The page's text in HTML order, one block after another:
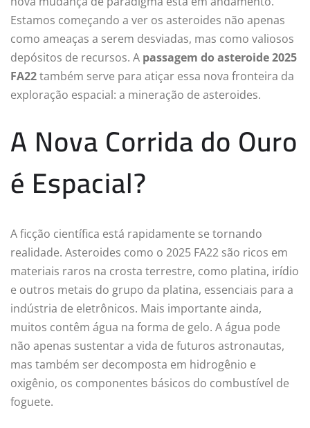
Estamos começando a ver os asteroides não apenas
como ameaças a serem desviadas, mas como valiosos
depósitos de recursos. A passagem do asteroide 2025
FA22também serve para atiçar essa nova fronteira da
exploração espacial: a mineração de asteroides.
A Nova Corrida do Ouro
é Espacial?
A ficção científica está rapidamente se tornando
realidade. Asteroides como o 2025 FA22 são ricos em
materiais raros na crosta terrestre, como platina, irídio
e outros metais do grupo da platina, essenciais para a
indústria de eletrônicos. Mais importante ainda,
muitos contêm água na forma de gelo. A água pode
não apenas sustentar a vida de futuros astronautas,
mas também ser decomposta em hidrogênio e
oxigênio, os componentes básicos do combustível de
foguete.